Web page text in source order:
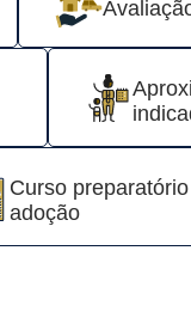
Curso
adoção